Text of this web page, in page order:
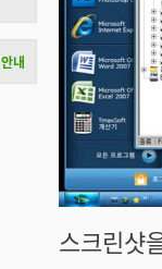
스크린샷
내